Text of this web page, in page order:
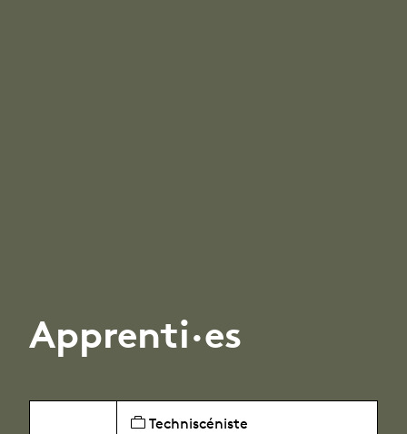
Apprenti·es
Techniscéniste